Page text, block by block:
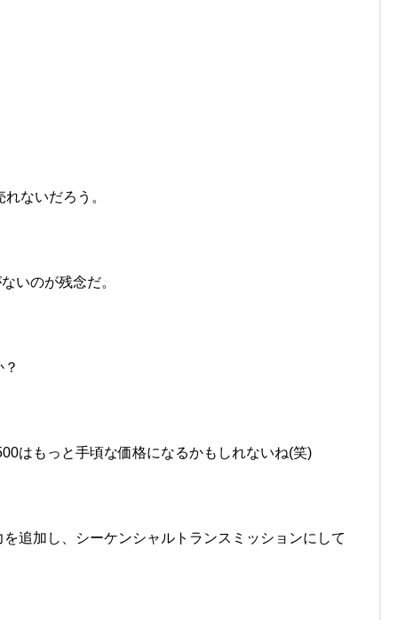
ないだろう。
いのが残念だ。
はもっと手頃な価格になるかもしれないね(笑)
追加し、シーケンシャルトランスミッションにして